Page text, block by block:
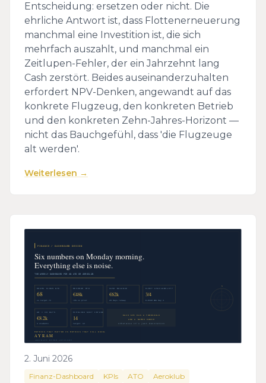
Entscheidung: ersetzen oder nicht. Die
ehrliche Antwort ist, dass Flottenerneuerung
manchmal eine Investition ist, die sich
mehrfach auszahlt, und manchmal ein
Zeitlupen-Fehler, der ein Jahrzehnt lang
Cash zerstört. Beides auseinanderzuhalten
erfordert NPV-Denken, angewandt auf das
konkrete Flugzeug, den konkreten Betrieb
und den konkreten Zehn-Jahres-Horizont —
nicht das Bauchgefühl, dass 'die Flugzeuge
alt werden'.
Weiterlesen →
2. Juni 2026
Finanz-Dashboard KPIs ATO Aeroklub